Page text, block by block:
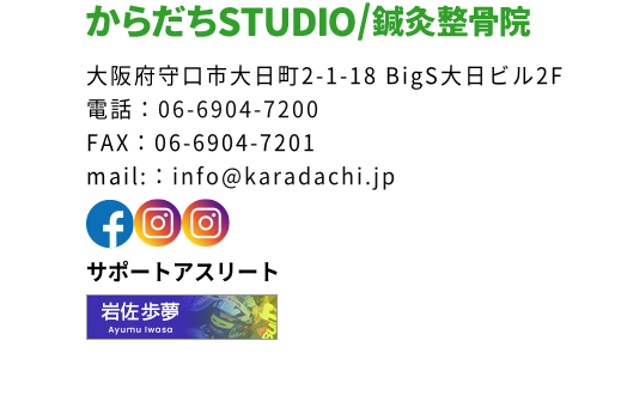
大阪府守口市大日町2-1-18 BigS大日ビル2F
電話： 06-6904-7200
FAX：06-6904-7201
mail:： info@karadachi.jp
サポートアスリート